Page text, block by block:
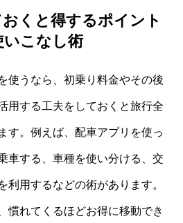
くと得するポイント
いこなし術
使うなら、初乗り料金やその後
用する工夫をしておくと旅行全
す。例えば、配車アプリを使っ
車する、車種を使い分ける、交
利用するなどの術があります。
慣れてくるほどお得に移動でき